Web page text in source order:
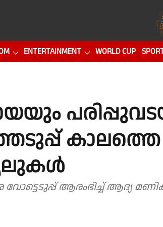
ENTERTAINMENT WORLD CUP
കാലത്തെ
വോട്ടെടുപ്പ് ആരംഭിച്ച് ആദ്യ